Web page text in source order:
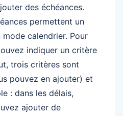
des échéances.
permettent un
calendrier. Pour
indiquer un critère
trois critères sont
pouvez en ajouter) et
: dans les délais,
ajouter de